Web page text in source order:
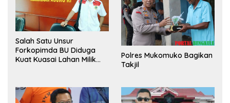
Salah Satu Unsur
Forkopimda BU Diduga
Kuat Kuasai Lahan Milik
Polres Mukomuko Bagikan
Takjil